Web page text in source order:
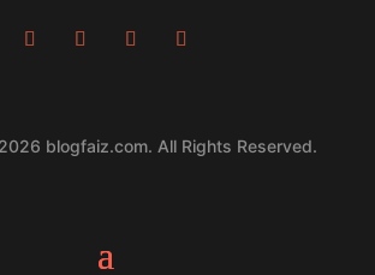
blogfaiz.com. All Rights Reserved.